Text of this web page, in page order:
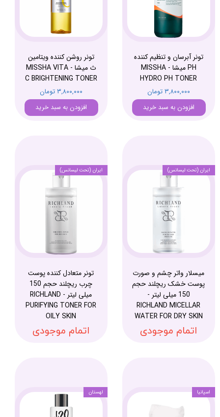
تونر آبرسان و تنظیم کننده
PH میشا - MISSHA
HYDRO PH TONER
۳,۸۰۰,۰۰۰ تومان
افزودن به سبد خرید
تونر روشن کننده ویتامین
ث میشا - MISSHA VITA
C BRIGHTENING TONER
۳,۸۰۰,۰۰۰ تومان
افزودن به سبد خرید
میسلار واتر چشم و صورت
پوست خشک ریچلند حجم
150 میلی لیتر -
RICHLAND MICELLAR
WATER FOR DRY SKIN
اتمام موجودی
ایران (تحت لیسانس)
تونر متعادل کننده پوست
چرب ریچلند حجم 150
میلی لیتر - RICHLAND
PURIFYING TONER FOR
OILY SKIN
اتمام موجودی
ایران (تحت لیسانس)
اسپانیا لهستان